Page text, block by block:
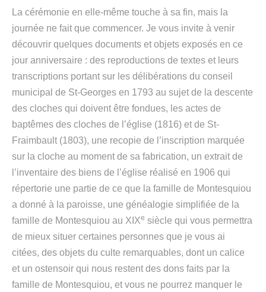
La cérémonie en elle-même touche à sa fin, mais la
journée ne fait que commencer. Je vous invite à venir
découvrir quelques documents et objets exposés en ce
jour anniversaire : des reproductions de textes et leurs
transcriptions portant sur les délibérations du conseil
municipal de St-Georges en 1793 au sujet de la descente
des cloches qui doivent être fondues, les actes de
baptêmes des cloches de l’église (1816) et de St-
Fraimbault (1803), une recopie de l’inscription marquée
sur la cloche au moment de sa fabrication, un extrait de
l’inventaire des biens de l’église réalisé en 1906 qui
répertorie une partie de ce que la famille de Montesquiou
a donné à la paroisse, une généalogie simplifiée de la
famille de Montesquiou au XIXe siècle qui vous permettra
de mieux situer certaines personnes que je vous ai
citées, des objets du culte remarquables, dont un calice
et un ostensoir qui nous restent des dons faits par la
famille de Montesquiou, et vous ne pourrez manquer le